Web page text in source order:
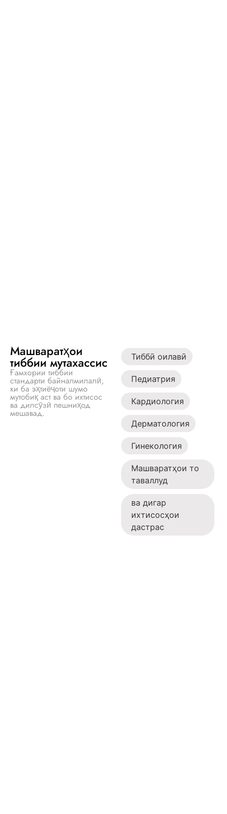
Машваратҳои
тиббии мутахассис
Ғамхории тиббии
стандарти байналмилалӣ,
ки ба эҳтиёҷоти шумо
мутобиқ аст ва бо ихтисос
ва дилсӯзӣ пешниҳод
мешавад.
Тиббӣ оилавӣ
Педиатрия
Кардиология
Дерматология
Гинекология
Машваратҳои то
таваллуд
ва дигар
ихтисосҳои
дастрас